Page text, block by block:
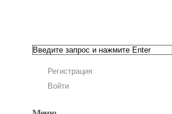
Регистрация
Войти